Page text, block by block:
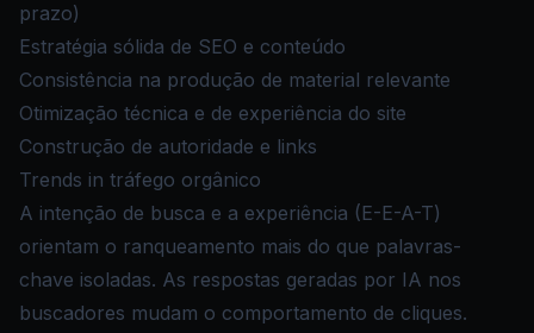
prazo)
Estratégia sólida de SEO e conteúdo
Consistência na produção de material relevante
Otimização técnica e de experiência do site
Construção de autoridade e links
Trends in tráfego orgânico
A intenção de busca e a experiência (E-E-A-T)
orientam o ranqueamento mais do que palavras-
chave isoladas. As respostas geradas por IA nos
buscadores mudam o comportamento de cliques.